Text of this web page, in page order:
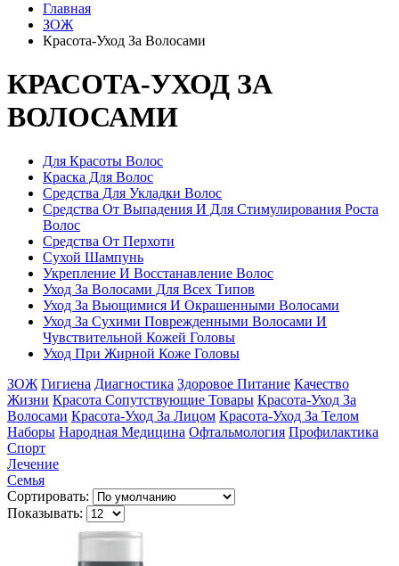
Главная
ЗОЖ
Красота-Уход За Волосами
КРАСОТА-УХОД ЗА
ВОЛОСАМИ
Для Красоты Волос
Краска Для Волос
Средства Для Укладки Волос
Средства От Выпадения И Для Стимулирования Роста
Волос
Средства От Перхоти
Сухой Шампунь
Укрепление И Восстанавление Волос
Уход За Волосами Для Всех Типов
Уход За Вьющимися И Окрашенными Волосами
Уход За Сухими Поврежденными Волосами И
Чувствительной Кожей Головы
Уход При Жирной Коже Головы
ЗОЖ Гигиена Диагностика Здоровое Питание Качество
Жизни Красота Сопутствующие Товары Красота-Уход За
Волосами Красота-Уход За Лицом Красота-Уход За Телом
Наборы Народная Медицина Офтальмология Профилактика
Спорт
Лечение
Семья
Сортировать:
Показывать: